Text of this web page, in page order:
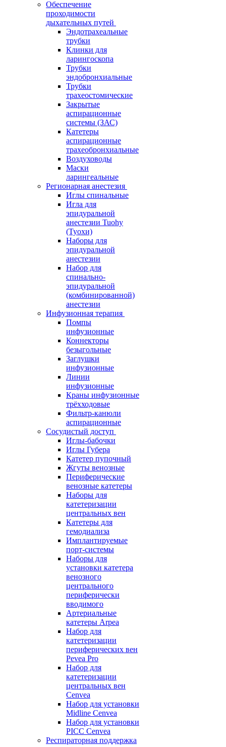
Обеспечение
проходимости
дыхательных путей
Эндотрахеальные
трубки
Клинки для
ларингоскопа
Трубки
эндобронхиальные
Трубки
трахеостомические
Закрытые
аспирационные
системы (ЗАС)
Катетеры
аспирационные
трахеобронхиальные
Воздуховоды
Маски
ларингеальные
Регионарная анестезия
Иглы спинальные
Игла для
эпидуральной
анестезии Tuohy
(Туохи)
Наборы для
эпидуральной
анестезии
Набор для
спинально-
эпидуральной
(комбинированной)
анестезии
Инфузионная терапия
Помпы
инфузионные
Коннекторы
безыгольные
Заглушки
инфузионные
Линии
инфузионные
Краны инфузионные
трёхходовые
Фильтр-канюли
аспирационные
Сосудистый доступ
Иглы-бабочки
Иглы Губера
Катетер пупочный
Жгуты венозные
Периферические
венозные катетеры
Наборы для
катетеризации
центральных вен
Катетеры для
гемодиализа
Имплантируемые
порт‑системы
Наборы для
установки катетера
венозного
центрального
периферически
вводимого
Артериальные
катетеры Arpea
Набор для
катетеризации
периферических вен
Pevea Pro
Набор для
катетеризации
центральных вен
Cenvea
Набор для установки
Midline Cenvea
Набор для установки
PICC Cenvea
Респираторная поддержка